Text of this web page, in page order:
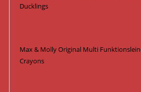
Ducklings
Max & Molly Original Multi
Crayons